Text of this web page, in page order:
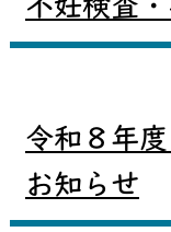
不妊検査
令和８年
お知らせ